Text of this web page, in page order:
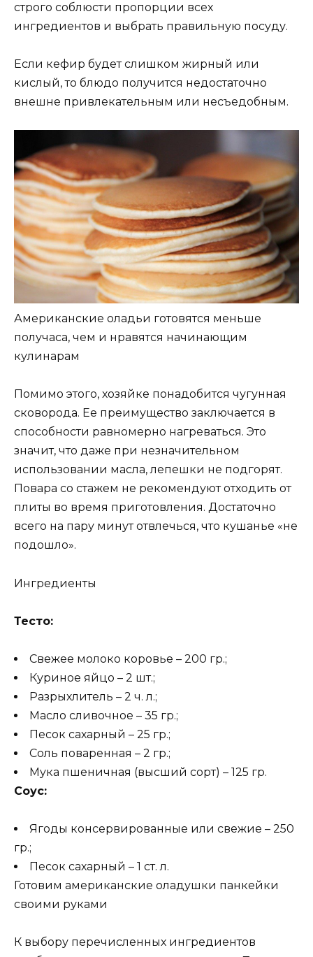
строго соблюсти пропорции всех
ингредиентов и выбрать правильную посуду.
Если кефир будет слишком жирный или
кислый, то блюдо получится недостаточно
внешне привлекательным или несъедобным.
Американские оладьи готовятся меньше
получаса, чем и нравятся начинающим
кулинарам
Помимо этого, хозяйке понадобится чугунная
сковорода. Ее преимущество заключается в
способности равномерно нагреваться. Это
значит, что даже при незначительном
использовании масла, лепешки не подгорят.
Повара со стажем не рекомендуют отходить от
плиты во время приготовления. Достаточно
всего на пару минут отвлечься, что кушанье «не
подошло».
Ингредиенты
Тесто:
Свежее молоко коровье – 200 гр.;
Куриное яйцо – 2 шт.;
Разрыхлитель – 2 ч. л.;
Масло сливочное – 35 гр.;
Песок сахарный – 25 гр.;
Соль поваренная – 2 гр.;
Мука пшеничная (высший сорт) – 125 гр.
Соус:
Ягоды консервированные или свежие – 250
гр.;
Песок сахарный – 1 ст. л.
Готовим американские оладушки панкейки
своими руками
К выбору перечисленных ингредиентов